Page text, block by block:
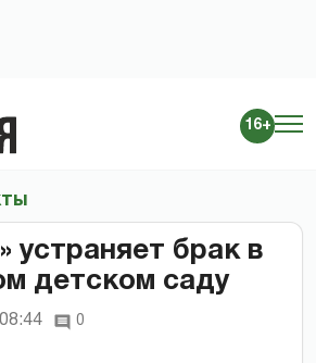
16+
устраняет брак в
детском саду
0